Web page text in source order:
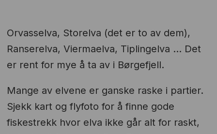
Orvasselva, Storelva (det er to av dem),
Ranserelva, Viermaelva, Tiplingelva ... Det
er rent for mye å ta av i Børgefjell.
Mange av elvene er ganske raske i partier.
Sjekk kart og flyfoto for å finne gode
fiskestrekk hvor elva ikke går alt for raskt,